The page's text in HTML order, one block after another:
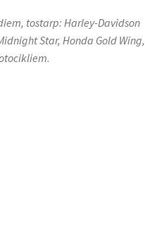
tostarp: Harley-Davidson
Star, Honda Gold Wing,